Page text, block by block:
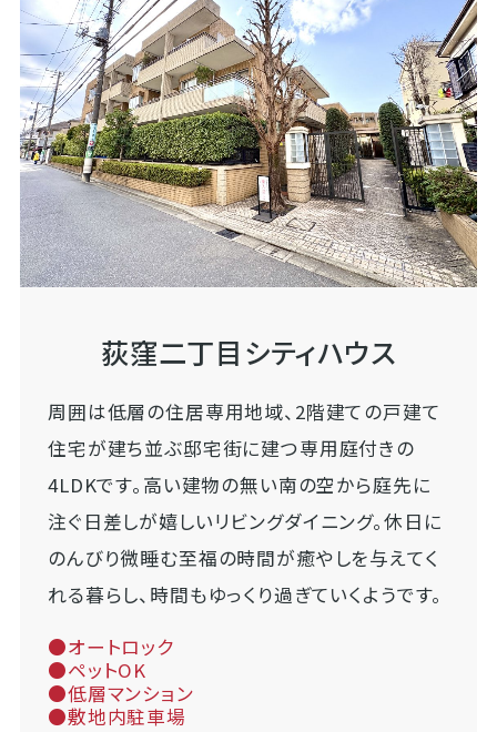
荻窪二丁目シティハウス
周囲は低層の住居専用地域、2階建ての戸建て
住宅が建ち並ぶ邸宅街に建つ専用庭付きの
4LDKです。高い建物の無い南の空から庭先に
注ぐ日差しが嬉しいリビングダイニング。休日に
のんびり微睡む至福の時間が癒やしを与えてく
れる暮らし、時間もゆっくり過ぎていくようです。
●オートロック
●ペットOK
●低層マンション
●敷地内駐車場